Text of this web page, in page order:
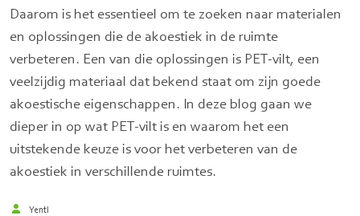
Daarom is het essentieel om te zoeken naar materialen
en oplossingen die de akoestiek in de ruimte
verbeteren. Een van die oplossingen is PET-vilt, een
veelzijdig materiaal dat bekend staat om zijn goede
akoestische eigenschappen. In deze blog gaan we
dieper in op wat PET-vilt is en waarom het een
uitstekende keuze is voor het verbeteren van de
akoestiek in verschillende ruimtes.
Yentl